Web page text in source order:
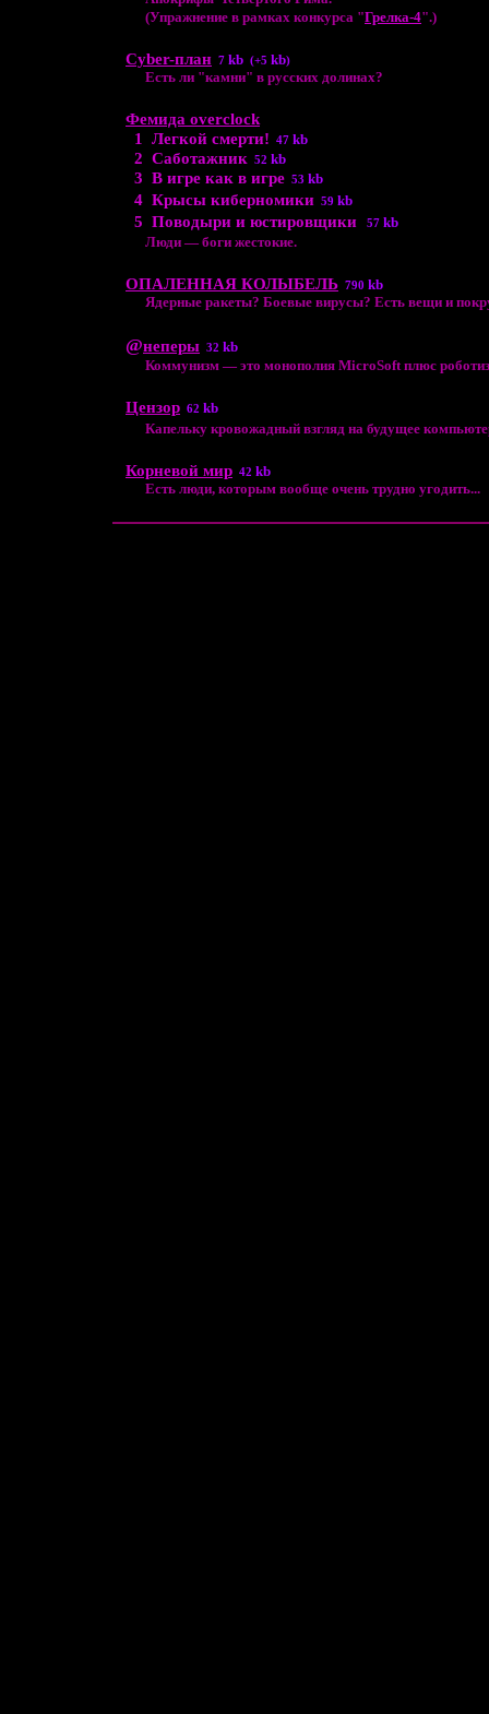
(Упражнение в рамках конкурса "Грелка-4".)
Cyber-план 7 kb (+5 kb)
Есть ли "камни" в русских долинах?
Фемида overclock
1
Легкой смерти! 47 kb
2 Саботажник 52 kb
3 В игре как в игре 53 kb
4 Крысы киберномики 59 kb
5 Поводыри и юстировщики 57 kb
Люди — боги жестокие.
ОПАЛЕННАЯ КОЛЫБЕЛЬ 790 kb
Ядерные ракеты? Боевые вирусы? Есть вещи и
@неперы 32 kb
Коммунизм — это монополия МicroSoft плюс
Цензор 62 kb
Капельку кровожадный взгляд на будущее
Корневой мир 42 kb
Есть люди, которым вообще очень трудно угодить...